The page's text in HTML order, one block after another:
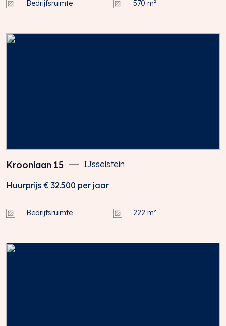
Bedrijfsruimte 570 m²
Kroonlaan 15 IJsselstein
Huurprijs € 32.500 per jaar
Bedrijfsruimte 222 m²